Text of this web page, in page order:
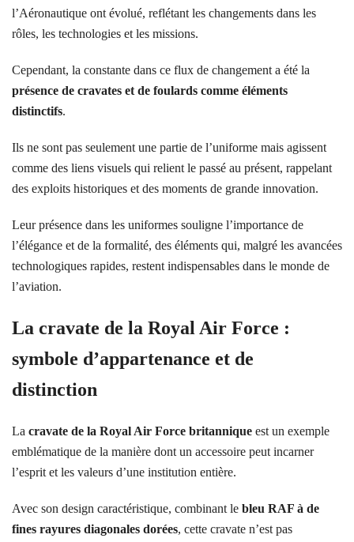
l’Aéronautique ont évolué, reflétant les changements dans les
rôles, les technologies et les missions.
Cependant, la constante dans ce flux de changement a été la
présence de cravates et de foulards comme éléments
distinctifs.
Ils ne sont pas seulement une partie de l’uniforme mais agissent
comme des liens visuels qui relient le passé au présent, rappelant
des exploits historiques et des moments de grande innovation.
Leur présence dans les uniformes souligne l’importance de
l’élégance et de la formalité, des éléments qui, malgré les avancées
technologiques rapides, restent indispensables dans le monde de
l’aviation.
La cravate de la Royal Air Force :
symbole d’appartenance et de
distinction
La cravate de la Royal Air Force britannique est un exemple
emblématique de la manière dont un accessoire peut incarner
l’esprit et les valeurs d’une institution entière.
Avec son design caractéristique, combinant le bleu RAF à de
fines rayures diagonales dorées, cette cravate n’est pas